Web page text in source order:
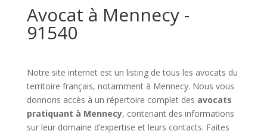
Avocat à Mennecy -
91540
Notre site internet est un listing de tous les avocats du
territoire français, notamment à Mennecy. Nous vous
donnons accès à un répertoire complet des avocats
pratiquant à Mennecy, contenant des informations
sur leur domaine d’expertise et leurs contacts. Faites